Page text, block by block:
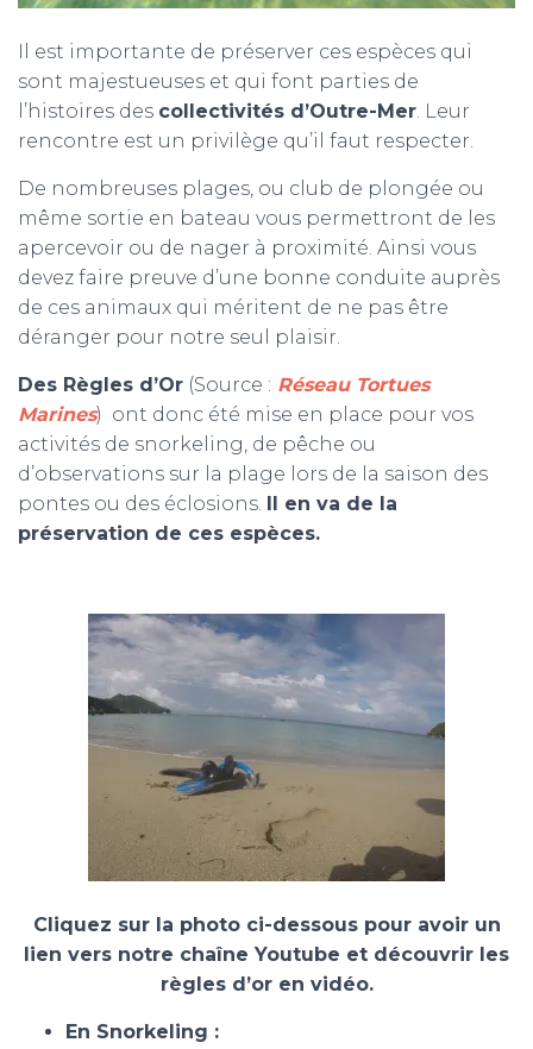
Il est importante de préserver ces espèces qui
sont majestueuses et qui font parties de
l’histoires des collectivités d’Outre-Mer . Leur
rencontre est un privilège qu’il faut respecter.
De nombreuses plages, ou club de plongée ou
même sortie en bateau vous permettront de les
apercevoir ou de nager à proximité. Ainsi vous
devez faire preuve d’une bonne conduite auprès
de ces animaux qui méritent de ne pas être
déranger pour notre seul plaisir.
Des Règles d’Or (Source : Réseau Tortues
Marines) ont donc été mise en place pour vos
activités de snorkeling, de pêche ou
d’observations sur la plage lors de la saison des
pontes ou des éclosions. Il en va de la
préservation de ces espèces.
Cliquez sur la photo ci-dessous pour avoir un
lien vers notre chaîne Youtube et découvrir les
règles d’or en vidéo.
En Snorkeling :